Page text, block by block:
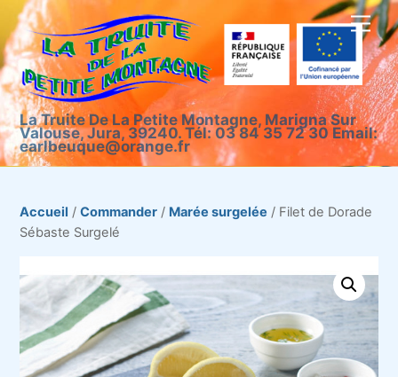
Skip
to
content
La Truite De La Petite Montagne, Marigna Sur
Valouse, Jura, 39240. Tél: 03 84 35 72 30 Email:
earlbeuque@orange.fr
Accueil /Commander / Marée surgelée / Filet de Dorade
Sébaste Surgelé